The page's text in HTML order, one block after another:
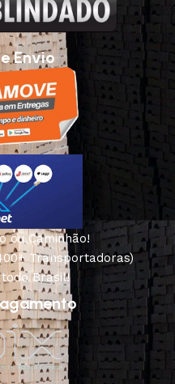
Envio
ou Caminhão!
Transportadoras)
Brasil!